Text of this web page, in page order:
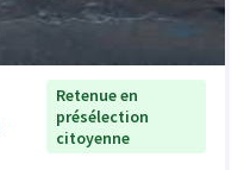
Retenue en
présélection
citoyenne